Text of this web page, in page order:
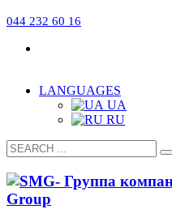
044 232 60 16
LANGUAGES
UA
RU